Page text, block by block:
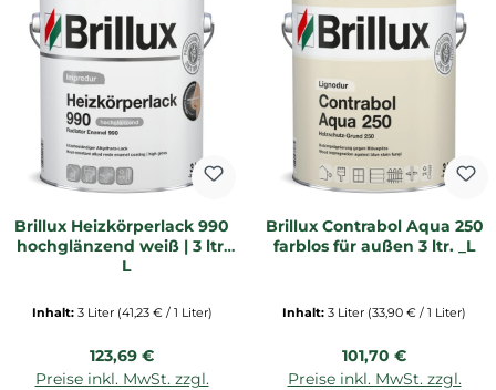
Brillux Heizkörperlack 990
hochglänzend weiß | 3 ltr.
_L
Inhalt: 3 Liter (41,23 € / 1 Liter)
Regulärer Preis:
123,69 €
Preise inkl. MwSt. zzgl.
Brillux Contrabol Aqua 250
farblos für außen 3 ltr. _L
Inhalt: 3 Liter (33,90 € / 1 Liter)
Regulärer Preis:
101,70 €
Preise inkl. MwSt. zzgl.